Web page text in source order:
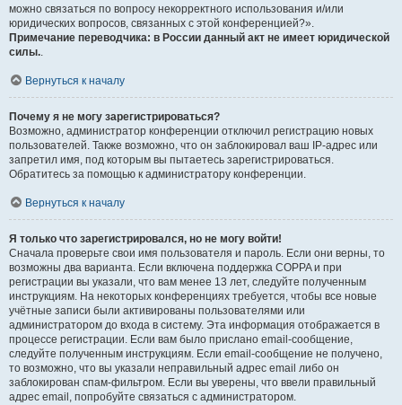
можно связаться по вопросу некорректного использования и/или
юридических вопросов, связанных с этой конференцией?».
Примечание переводчика: в России данный акт не имеет юридической
силы..
Вернуться к началу
Почему я не могу зарегистрироваться?
Возможно, администратор конференции отключил регистрацию новых
пользователей. Также возможно, что он заблокировал ваш IP-адрес или
запретил имя, под которым вы пытаетесь зарегистрироваться.
Обратитесь за помощью к администратору конференции.
Вернуться к началу
Я только что зарегистрировался, но не могу войти!
Сначала проверьте свои имя пользователя и пароль. Если они верны, то
возможны два варианта. Если включена поддержка COPPA и при
регистрации вы указали, что вам менее 13 лет, следуйте полученным
инструкциям. На некоторых конференциях требуется, чтобы все новые
учётные записи были активированы пользователями или
администратором до входа в систему. Эта информация отображается в
процессе регистрации. Если вам было прислано email-сообщение,
следуйте полученным инструкциям. Если email-сообщение не получено,
то возможно, что вы указали неправильный адрес email либо он
заблокирован спам-фильтром. Если вы уверены, что ввели правильный
адрес email, попробуйте связаться с администратором.